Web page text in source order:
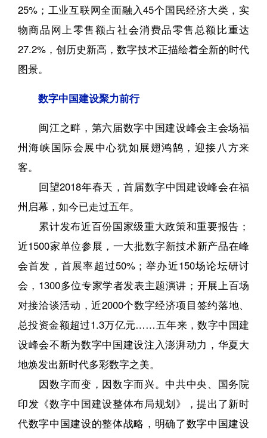
25%；工业互联网全面融入45个国民经济大类，实
物商品网上零售额占社会消费品零售总额比重达
27.2%，创历史新高，数字技术正描绘着全新的时代
图景。
数字中国建设聚力前行
闽江之畔，第六届数字中国建设峰会主会场福
州海峡国际会展中心犹如展翅鸿鹄，迎接八方来
客。
回望2018年春天，首届数字中国建设峰会在福
州启幕，如今已走过五年。
累计发布近百份国家级重大政策和重要报告；
近1500家单位参展，一大批数字新技术新产品在峰
会首发，首展率超过50%；举办近150场论坛研讨
会，1300多位专家学者发表主题演讲；开展上百场
对接洽谈活动，近2000个数字经济项目签约落地、
总投资金额超过1.3万亿元……五年来，数字中国建
设峰会不断为数字中国建设注入澎湃动力，华夏大
地焕发出新时代多彩数字之美。
因数字而变，因数字而兴。中共中央、国务院
印发《数字中国建设整体布局规划》，提出了新时
代数字中国建设的整体战略，明确了数字中国建设